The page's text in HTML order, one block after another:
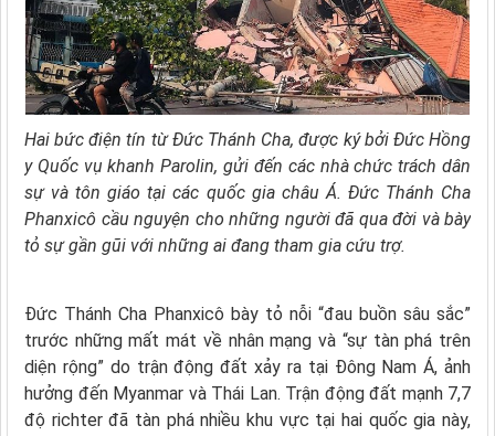
Hai bức điện tín từ Đức Thánh Cha, được ký bởi Đức Hồng
y Quốc vụ khanh Parolin, gửi đến các nhà chức trách dân
sự và tôn giáo tại các quốc gia châu Á. Đức Thánh Cha
Phanxicô cầu nguyện cho những người đã qua đời và bày
tỏ sự gần gũi với những ai đang tham gia cứu trợ.
Đức Thánh Cha Phanxicô bày tỏ nỗi “đau buồn sâu sắc”
trước những mất mát về nhân mạng và “sự tàn phá trên
diện rộng” do trận động đất xảy ra tại Đông Nam Á, ảnh
hưởng đến Myanmar và Thái Lan. Trận động đất mạnh 7,7
độ richter đã tàn phá nhiều khu vực tại hai quốc gia này,